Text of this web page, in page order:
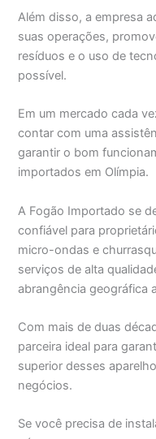
Além disso, a empresa
suas operações,
resíduos e o uso de
possível.
Em um mercado cada
contar com uma
garantir o bom
importados em Olímpia.
A Fogão Importado se
confiável para
micro-ondas e
serviços de alta
abrangência geográfica
Com mais de duas
parceira ideal para
superior desses
negócios.
Se você precisa de